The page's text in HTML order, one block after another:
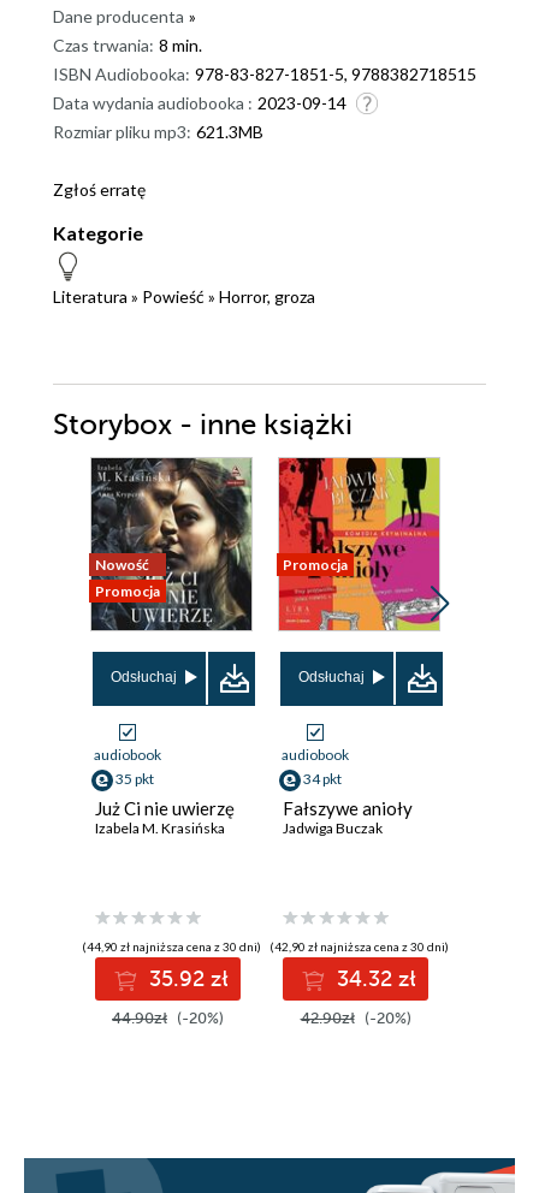
Dane producenta »
Czas trwania: 8 min.
ISBN Audiobooka: 978-83-827-1851-5, 9788382718515
Data wydania audiobooka : 2023-09-14
Rozmiar pliku mp3: 621.3MB
Zgłoś erratę
Kategorie
Literatura » Powieść » Horror, groza
Storybox - inne książki
Nowość
Promocja
Odsłuchaj
audiobook
35 pkt
Już Ci nie uwierzę
Izabela M. Krasińska
(44,90 zł najniższa cena z 30 dni)
35.92 zł
44.90zł (-20%)
Promocja
Odsłuchaj
audiobook
34 pkt
Fałszywe anioły
Jadwiga Buczak
(42,90 zł najniższa cena z 30 dni)
34.32 zł
42.90zł (-20%)